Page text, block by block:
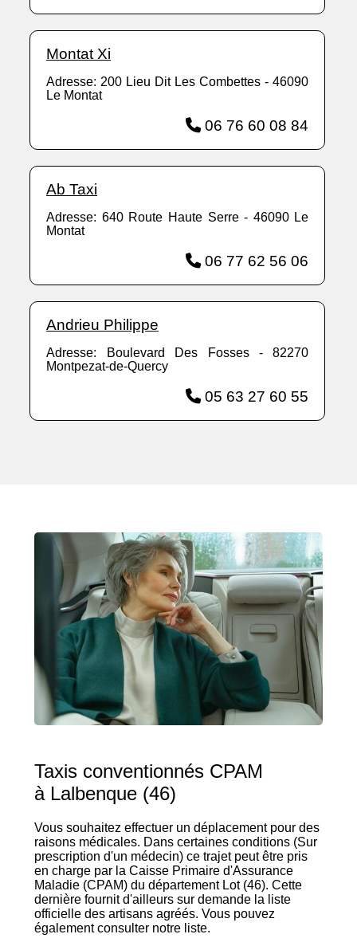
Montat Xi
Adresse: 200 Lieu Dit Les Combettes - 46090
Le Montat
06 76 60 08 84
Ab Taxi
Adresse: 640 Route Haute Serre - 46090 Le
Montat
06 77 62 56 06
Andrieu Philippe
Adresse: Boulevard Des Fosses - 82270
Montpezat-de-Quercy
05 63 27 60 55
Taxis conventionnés CPAM
à Lalbenque (46)
Vous souhaitez effectuer un déplacement pour des
raisons médicales. Dans certaines conditions (Sur
prescription d'un médecin) ce trajet peut être pris
en charge par la Caisse Primaire d'Assurance
Maladie (CPAM) du département Lot (46). Cette
dernière fournit d'ailleurs sur demande la liste
officielle des artisans agréés. Vous pouvez
également consulter notre liste.